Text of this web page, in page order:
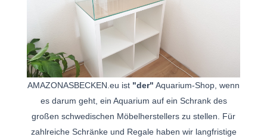
AMAZONASBECKEN.eu ist "der" Aquarium-Shop, wenn
es darum geht, ein Aquarium auf ein Schrank des
großen schwedischen Möbelherstellers zu stellen. Für
zahlreiche Schränke und Regale haben wir langfristige